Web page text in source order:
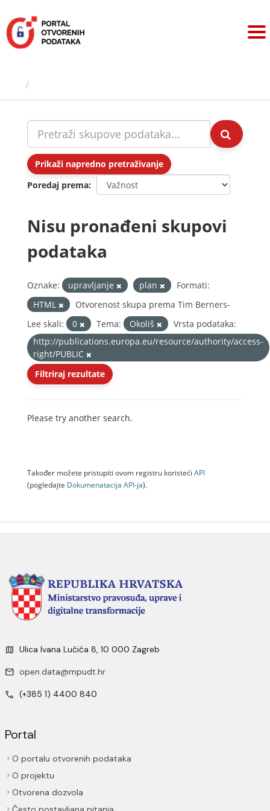
sadržaj
Prikaži napredno pretraživanje
Poredaj prema
Nisu pronađeni skupovi
podataka
Oznake: upravljanje plan
Formati:
HTML
Otvorenost skupa prema Tim Berners-
Lee skali:
0 Tema: Okoliš
Vrsta podataka:
http://publications.europa.eu/resource/authority/access-
right/PUBLIC
Filtriraj rezultate
Please try another search.
Također možete pristupiti ovom registru koristeći API
(pogledajte Dokumenаtаcijа API-jа).